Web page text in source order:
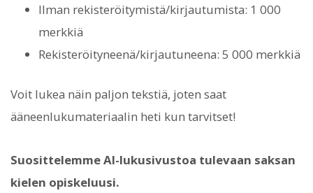
Ilman rekisteröitymistä/kirjautumista: 1 000
merkkiä
Rekisteröityneenä/kirjautuneena: 5 000 merkkiä
Voit lukea näin paljon tekstiä, joten saat
ääneenlukumateriaalin heti kun tarvitset!
Suosittelemme AI-lukusivustoa tulevaan saksan
kielen opiskeluusi.